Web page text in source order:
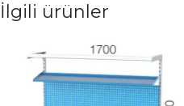
İlgili ürünler